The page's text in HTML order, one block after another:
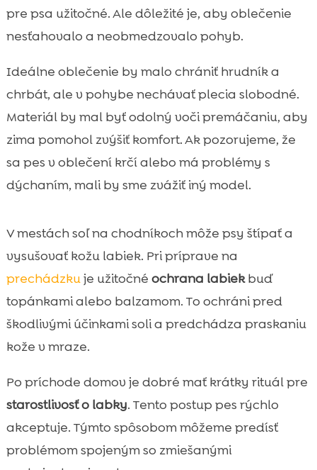
pre psa užitočné. Ale dôležité je, aby oblečenie
nesťahovalo a neobmedzovalo pohyb.
Ideálne oblečenie by malo chrániť hrudník a
chrbát, ale v pohybe nechávať plecia slobodné.
Materiál by mal byť odolný voči premáčaniu, aby
zima pomohol zvýšiť komfort. Ak pozorujeme, že
sa pes v oblečení krčí alebo má problémy s
dýchaním, mali by sme zvážiť iný model.
V mestách soľ na chodníkoch môže psy štípať a
vysušovať kožu labiek. Pri príprave na
prechádzkuje užitočné ochrana labiekbuď
topánkami alebo balzamom. To ochráni pred
škodlivými účinkami soli a predchádza praskaniu
kože v mraze.
Po príchode domov je dobré mať krátky rituál pre
starostlivosť o labky. Tento postup pes rýchlo
akceptuje. Týmto spôsobom môžeme predísť
problémom spojeným so zmiešanými